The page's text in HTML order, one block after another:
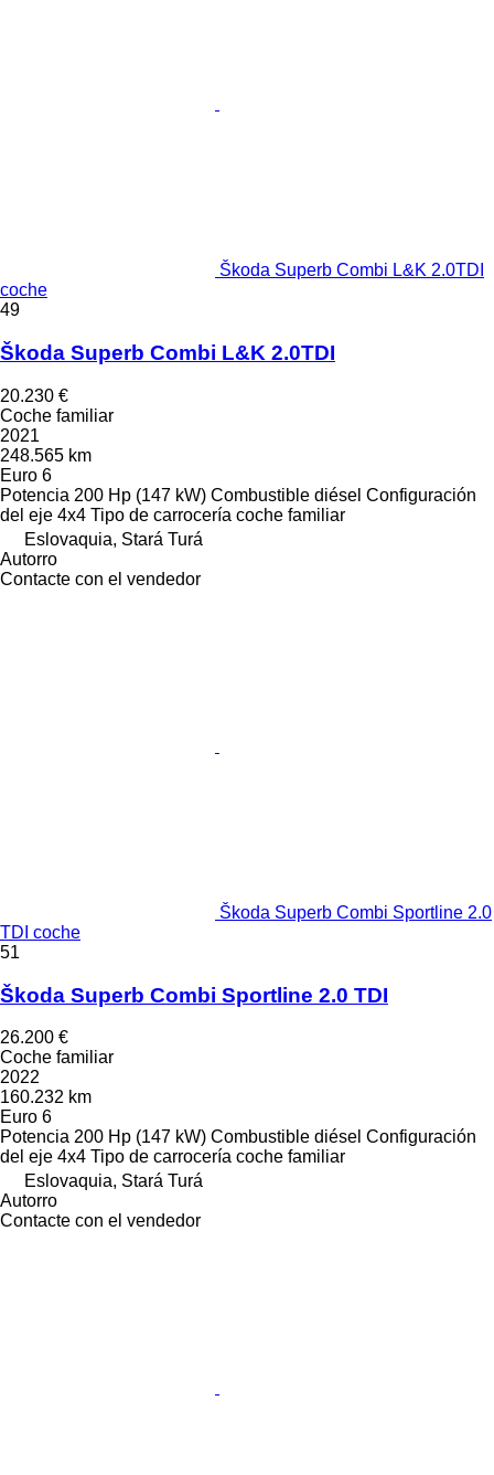
Škoda Superb Combi L&K 2.0TDI
coche
49
Škoda Superb Combi L&K 2.0TDI
20.230 €
Coche familiar
2021
248.565 km
Euro 6
Potencia 200 Hp (147 kW) Combustible diésel Configuración
del eje 4x4 Tipo de carrocería coche familiar
Eslovaquia, Stará Turá
Autorro
Contacte con el vendedor
Škoda Superb Combi Sportline 2.0
TDI coche
51
Škoda Superb Combi Sportline 2.0 TDI
26.200 €
Coche familiar
2022
160.232 km
Euro 6
Potencia 200 Hp (147 kW) Combustible diésel Configuración
del eje 4x4 Tipo de carrocería coche familiar
Eslovaquia, Stará Turá
Autorro
Contacte con el vendedor